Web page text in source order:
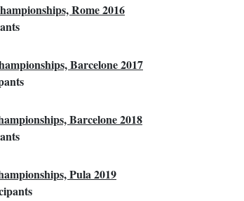
Rome 2016
Barcelone 2017
Barcelone 2018
Pula 2019